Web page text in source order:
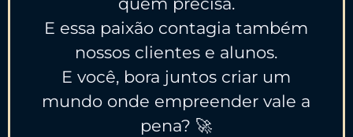
E essa paixão contagia também
nossos clientes e alunos.
E você, bora juntos criar um
mundo onde empreender vale a
pena? 🚀